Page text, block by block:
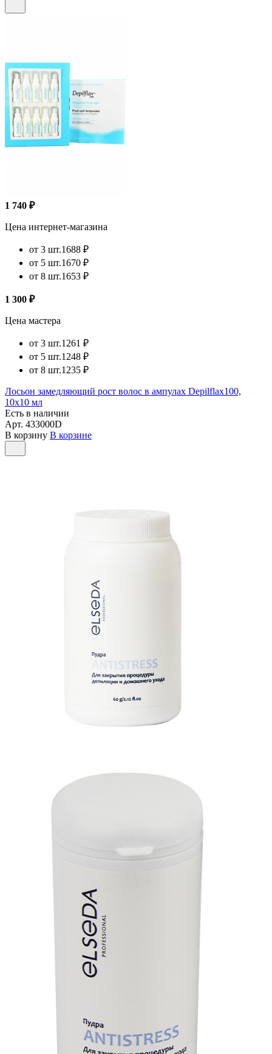
1 740 ₽
Цена интернет-магазина
от 3 шт.1688 ₽
от 5 шт.1670 ₽
от 8 шт.1653 ₽
1 300 ₽
Цена мастера
от 3 шт.1261 ₽
от 5 шт.1248 ₽
от 8 шт.1235 ₽
Лосьон замедляющий рост волос в ампулах Depilflax100,
10х10 мл
Есть в наличии
Арт. 433000D
В корзину В корзине